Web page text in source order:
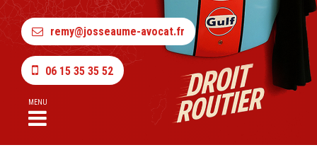
remy@josseaume-avocat.fr
06 15 35 35 52
MENU